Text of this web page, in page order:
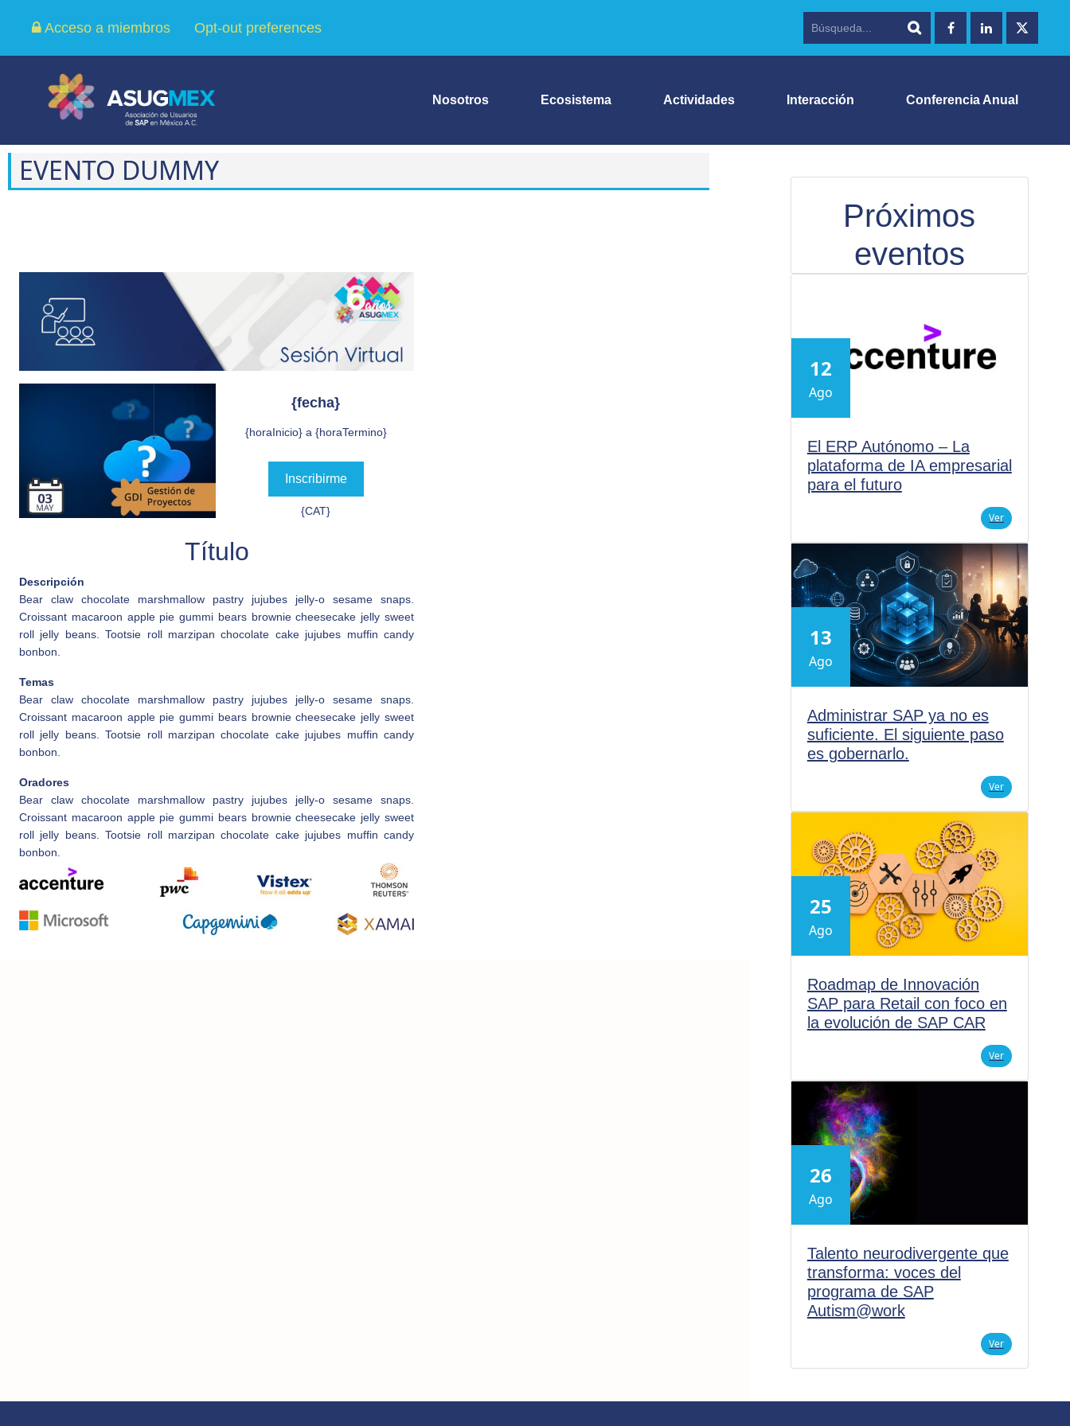
Acceso a miembros Opt-out preferences
Nosotros Ecosistema Actividades Interacción Conferencia Anual
EVENTO DUMMY
{fecha}
{horaInicio} a {horaTermino}
Inscribirme
{CAT}
Título
Descripción
Bear claw chocolate marshmallow pastry jujubes jelly-o sesame snaps.
Croissant macaroon apple pie gummi bears brownie cheesecake jelly sweet
roll jelly beans. Tootsie roll marzipan chocolate cake jujubes muffin candy
bonbon.
Temas
Bear claw chocolate marshmallow pastry jujubes jelly-o sesame snaps.
Croissant macaroon apple pie gummi bears brownie cheesecake jelly sweet
roll jelly beans. Tootsie roll marzipan chocolate cake jujubes muffin candy
bonbon.
Oradores
Bear claw chocolate marshmallow pastry jujubes jelly-o sesame snaps.
Croissant macaroon apple pie gummi bears brownie cheesecake jelly sweet
roll jelly beans. Tootsie roll marzipan chocolate cake jujubes muffin candy
bonbon.
Próximos
eventos
12
Ago
El ERP Autónomo – La
plataforma de IA empresarial
para el futuro
Ver
13
Ago
Administrar SAP ya no es
suficiente. El siguiente paso
es gobernarlo.
Ver
25
Ago
Roadmap de Innovación
SAP para Retail con foco en
la evolución de SAP CAR
Ver
26
Ago
Talento neurodivergente que
transforma: voces del
programa de SAP
Autism@work
Ver